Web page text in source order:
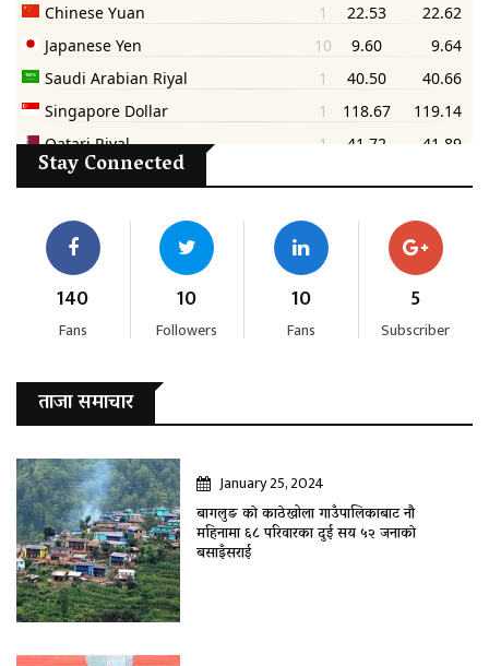
Stay Connected
140
Fans
10
Followers
10
Fans
5
Subscriber
ताजा समाचार
January 25, 2024
बागलुङ काे काठेखोला गाउँपालिकाबाट नौ
महिनामा ६८ परिवारका दुई सय ५२ जनाकाे
बसाइँसराई